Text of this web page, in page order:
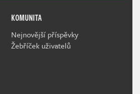
KOMUNITA
Nejnovější příspěvky
Žebříček uživatelů